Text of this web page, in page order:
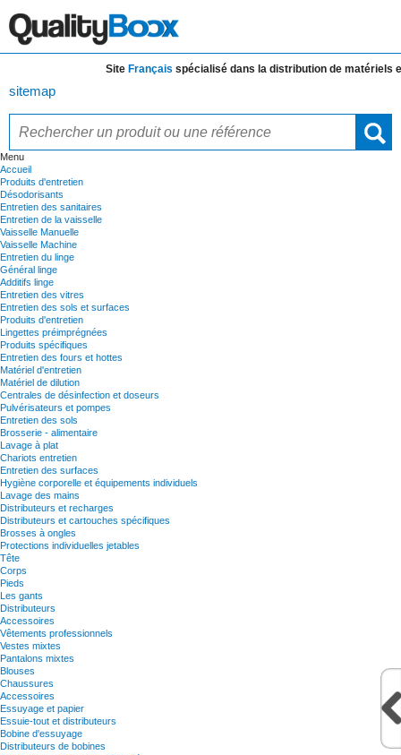
SiteFrançaisspécialisé dans la distribution dematériels et
sitemap
Menu
Accueil
Produits d'entretien
Désodorisants
Entretien des sanitaires
Entretien de la vaisselle
Vaisselle Manuelle
Vaisselle Machine
Entretien du linge
Général linge
Additifs linge
Entretien des vitres
Entretien des sols et surfaces
Produits d'entretien
Lingettes préimprégnées
Produits spécifiques
Entretien des fours et hottes
Matériel d'entretien
Matériel de dilution
Centrales de désinfection et doseurs
Pulvérisateurs et pompes
Entretien des sols
Brosserie - alimentaire
Lavage à plat
Chariots entretien
Entretien des surfaces
Hygiène corporelle et équipements individuels
Lavage des mains
Distributeurs et recharges
Distributeurs et cartouches spécifiques
Brosses à ongles
Protections individuelles jetables
Tête
Corps
Pieds
Les gants
Distributeurs
Accessoires
Vêtements professionnels
Vestes mixtes
Pantalons mixtes
Blouses
Chaussures
Accessoires
Essuyage et papier
Essuie-tout et distributeurs
Bobine d'essuyage
Distributeurs de bobines